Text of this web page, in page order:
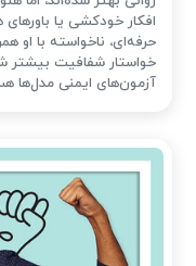
افکار خودکشی یا
حرفه‌ای، ناخواسته با او
خواستار شفافیت بیشتر
آزمون‌های ایمنی مدل‌ها